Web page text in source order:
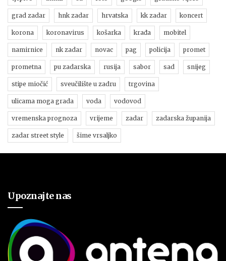
grad zadar hnk zadar hrvatska kk zadar koncert
korona koronavirus košarka krađa mobitel
namirnice nk zadar novac pag policija promet
prometna pu zadarska rusija sabor sad snijeg
stipe miočić sveučilište u zadru trgovina
ulicama moga grada voda vodovod
vremenska prognoza vrijeme zadar zadarska županija
zadar street style šime vrsaljko
Upoznajte nas